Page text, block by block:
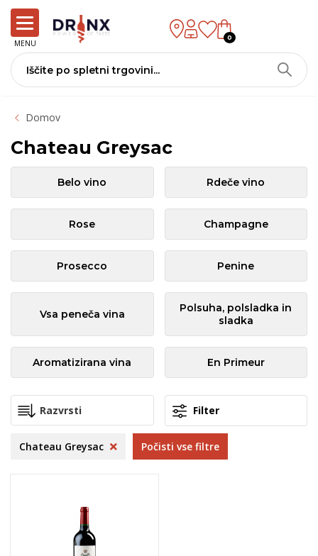
MENU
0
Domov
Chateau Greysac
Belo vino Rdeče vino
Rose Champagne
Prosecco Penine
Vsa peneča vina
Polsuha, polsladka in
sladka
Aromatizirana vina En Primeur
Filter
Chateau Greysac Počisti vse filtre